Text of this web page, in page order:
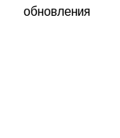
обновления